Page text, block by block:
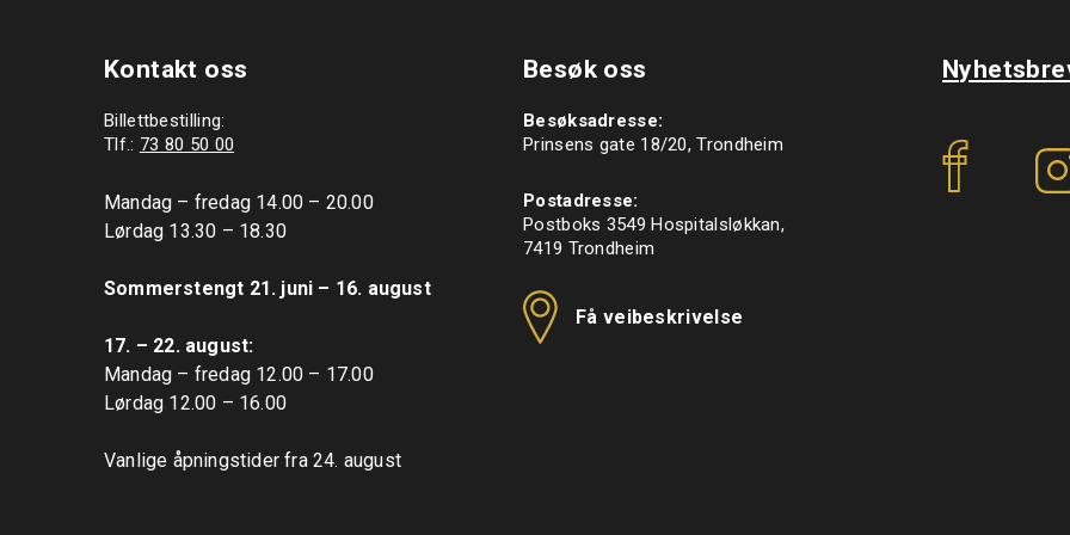
Kontakt oss
Billettbestilling:
Tlf.: 73 80 50 00
Mandag – fredag 14.00 – 20.00
Lørdag 13.30 – 18.30
Sommerstengt 21. juni – 16. august
17. – 22. august:
Mandag – fredag 12.00 – 17.00
Lørdag 12.00 – 16.00
Vanlige åpningstider fra 24. august
Besøk oss
Besøksadresse:
Prinsens gate 18/20, Trondheim
Postadresse:
Postboks 3549 Hospitalsløkkan,
7419 Trondheim
Få veibeskrivelse
f